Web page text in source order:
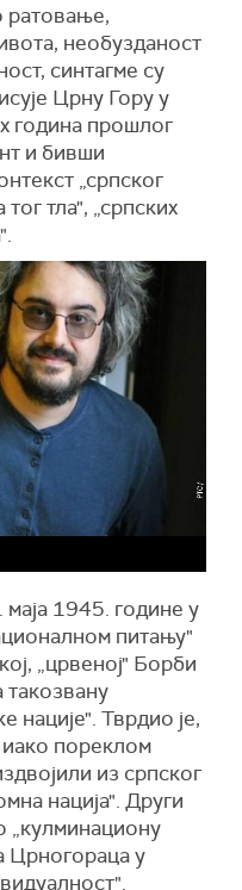
ратовање,
необузданост
синтагме су
Црну Гору у
година прошлог
и бивши
„српског
тла", „српских
маја 1945. године у
питању"
„црвеној" Борби
такозвану
нације". Тврдио је,
пореклом
из српског
нација". Други
„кулминациону
Црногораца у